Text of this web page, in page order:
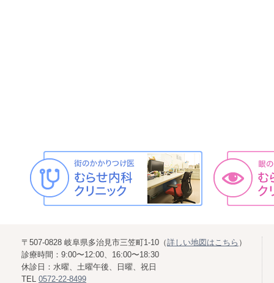
〒507-0828 岐阜県多治見市三笠町1-10（詳しい地図はこちら ）
診療時間：9:00〜12:00、16:00〜18:30
休診日：水曜、土曜午後、日曜、祝日
TEL 0572-22-8499